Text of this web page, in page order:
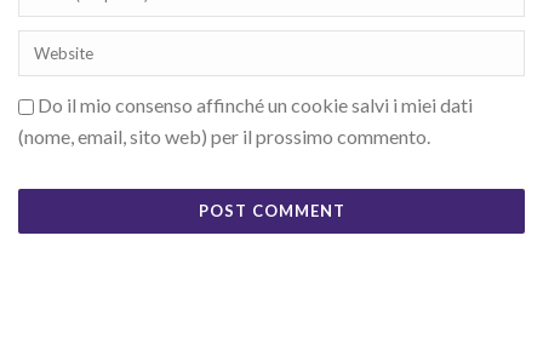
Do il mio consenso affinché un cookie salvi i miei dati
(nome, email, sito web) per il prossimo commento.